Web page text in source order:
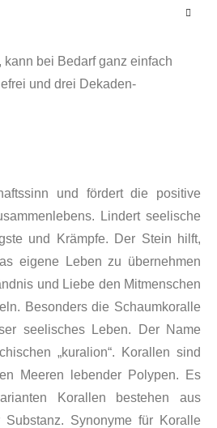
bei Bedarf ganz einfach
und drei Dekaden-
und fördert die positive
.
Lindert seelische
und Krämpfe. Der Stein hilft,
eigene Leben zu übernehmen
und Liebe den Mitmenschen
Besonders die Schaumkoralle
seelisches Leben. Der Name
„kuralion“. Korallen sind
Meeren le­bender Polypen. Es
Korallen bestehen aus
Sub­stanz. Synonyme für Koralle